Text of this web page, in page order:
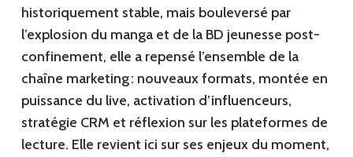
historiquement stable, mais bouleversé par
l’explosion du manga et de la BD jeunesse post-
confinement, elle a repensé l’ensemble de la
chaîne marketing : nouveaux formats, montée en
puissance du live, activation d’influenceurs,
stratégie CRM et réflexion sur les plateformes de
lecture. Elle revient ici sur ses enjeux du moment,